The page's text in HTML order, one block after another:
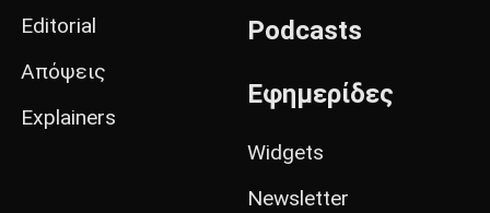
Editorial
Απόψεις
Explainers
Podcasts
Εφημερίδες
Widgets
Newsletter